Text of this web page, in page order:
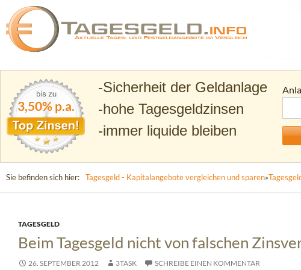
Tagesgeld.info – Tagesgeldkonten vergleichen und
3,50% p.a.
Sicherheit der Geldanlage
hohe Tagesgeldzinsen
immer liquide bleiben
Sie befinden sich hier: Tagesgeld - Kapitalangebote vergleichen und sparen»
TAGESGELD
Beim Tagesgeld nicht von falschen
26. SEPTEMBER 2012 3TASK SCHREIBE EINEN KOMMENTAR